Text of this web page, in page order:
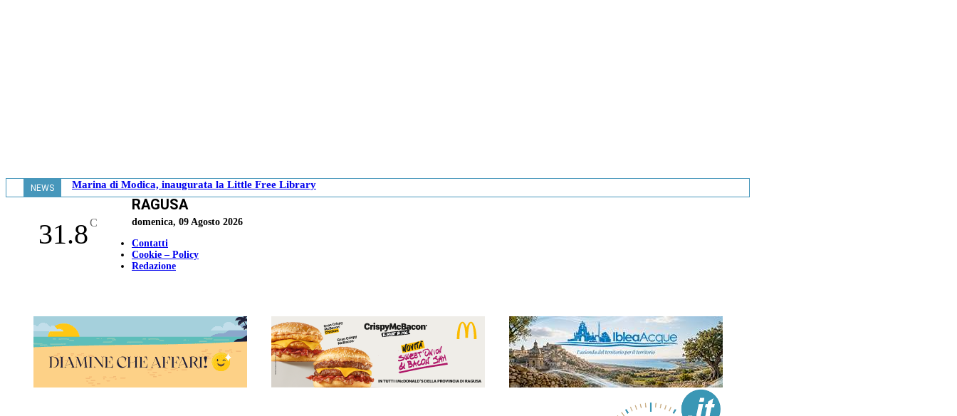
NEWS Marina di Modica, inaugurata la Little Free Library
31.8C
RAGUSA
domenica, 09 Agosto 2026
Contatti
Cookie – Policy
Redazione